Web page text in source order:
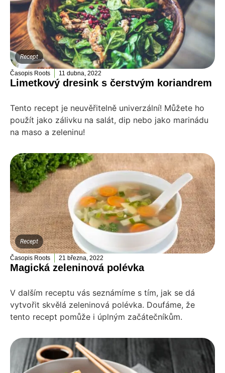
Recept
Časopis Roots 11 dubna, 2022
Limetkový dresink s čerstvým koriandrem
Tento recept je neuvěřitelně univerzální! Můžete ho
použít jako zálivku na salát, dip nebo jako marinádu
na maso a zeleninu!
Recept
Časopis Roots 21 března, 2022
Magická zeleninová polévka
V dalším receptu vás seznámíme s tím, jak se dá
vytvořit skvělá zeleninová polévka. Doufáme, že
tento recept pomůže i úplným začátečníkům.